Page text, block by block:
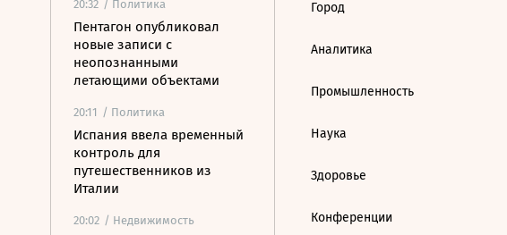
20:32 / Политика
Пентагон опубликовал
новые записи с
неопознанными
летающими объектами
20:11 / Политика
Испания ввела временный
контроль для
путешественников из
Италии
20:02 / Недвижимость
Город
Аналитика
Промышленность
Наука
Здоровье
Конференции